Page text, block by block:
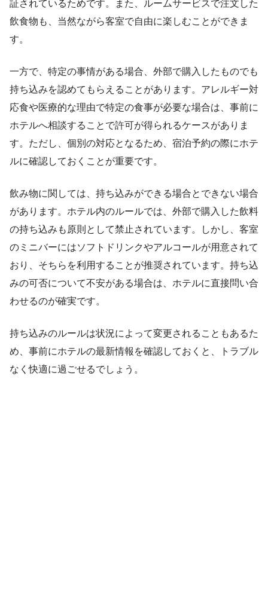
証されているためです。また、ルームサービスで注文した
飲食物も、当然ながら客室で自由に楽しむことができま
す。
一方で、特定の事情がある場合、外部で購入したものでも
持ち込みを認めてもらえることがあります。アレルギー対
応食や医療的な理由で特定の食事が必要な場合は、事前に
ホテルへ相談することで許可が得られるケースがありま
す。ただし、個別の対応となるため、宿泊予約の際にホテ
ルに確認しておくことが重要です。
飲み物に関しては、持ち込みができる場合とできない場合
があります。ホテル内のルールでは、外部で購入した飲料
の持ち込みも原則として禁止されています。しかし、客室
のミニバーにはソフトドリンクやアルコールが用意されて
おり、そちらを利用することが推奨されています。持ち込
みの可否について不安がある場合は、ホテルに直接問い合
わせるのが確実です。
持ち込みのルールは状況によって変更されることもあるた
め、事前にホテルの最新情報を確認しておくと、トラブル
なく快適に過ごせるでしょう。